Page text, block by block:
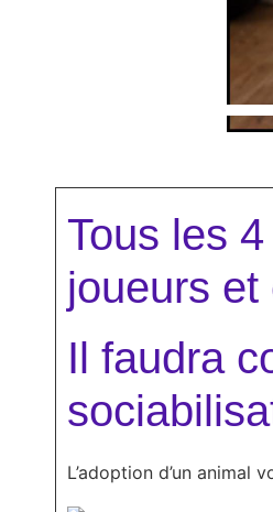
Tous les
joueurs et
Il faudra
L’adoption d’un animal